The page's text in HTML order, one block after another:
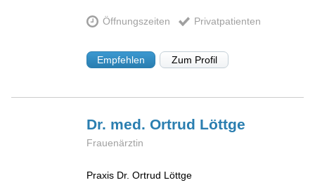
Öffnungszeiten Privatpatienten
Empfehlen Zum Profil
Dr. med. Ortrud Löttge
Frauenärztin
Praxis Dr. Ortrud Löttge